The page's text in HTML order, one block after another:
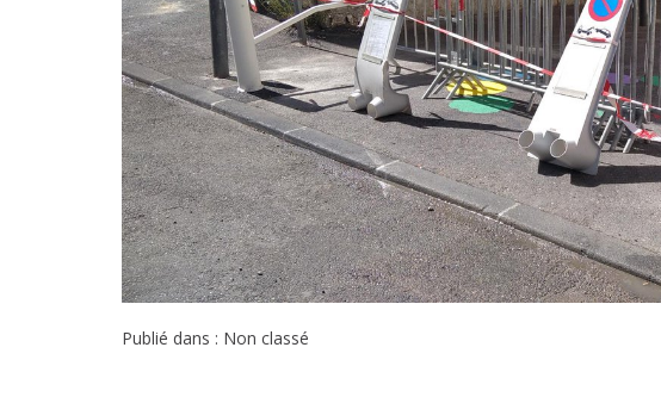
Publié dans : Non classé